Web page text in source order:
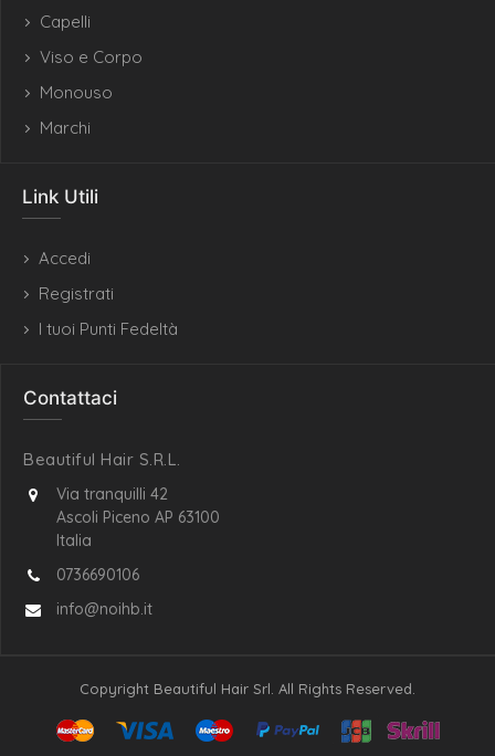
Capelli
Viso e Corpo
Monouso
Marchi
Link Utili
Accedi
Registrati
I tuoi Punti Fedeltà
Contattaci
Beautiful Hair S.R.L.
Via tranquilli 42
Ascoli Piceno AP 63100
Italia
0736690106
info@noihb.it
Copyright Beautiful Hair Srl. All Rights Reserved.